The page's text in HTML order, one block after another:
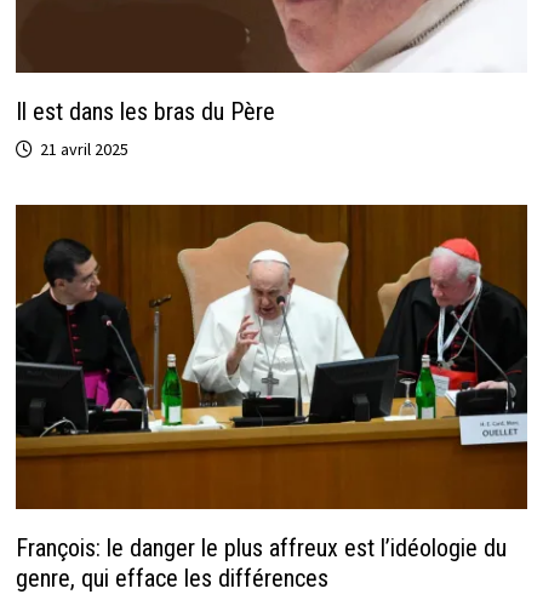
Il est dans les bras du Père
21 avril 2025
François: le danger le plus affreux est l’idéologie du
genre, qui efface les différences